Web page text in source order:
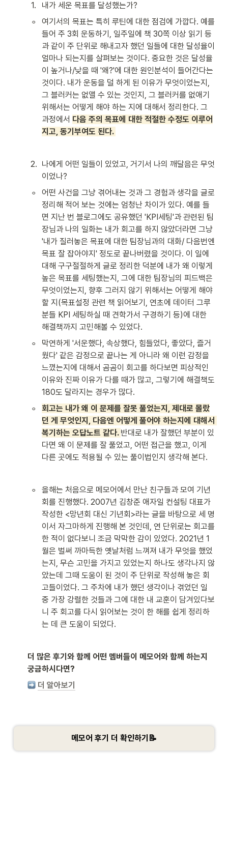
1. 내가 세운 목표를 달성했는가?
◦
여기서의 목표는 특히 루틴에 대한 점검에 가깝다. 예를
들어 주 3회 운동하기, 일주일에 책 30쪽 이상 읽기 등
과 같이 주 단위로 해내고자 했던 일들에 대한 달성율이
얼마나 되는지를 살펴보는 것이다. 중요한 것은 달성율
이 높거나/낮을 때 '왜?'에 대한 원인분석이 들어간다는
것이다. 내가 운동을 덜 하게 된 이유가 무엇이었는지,
그 블러커는 없앨 수 있는 것인지, 그 블러커를 없애기
위해서는 어떻게 해야 하는 지에 대해서 정리한다. 그
과정에서 다음 주의 목표에 대한 적절한 수정도 이루어
지고, 동기부여도 된다.
2. 나에게 어떤 일들이 있었고, 거기서 나의 깨달음은 무엇
이었나?
◦
어떤 사건을 그냥 겪어내는 것과 그 경험과 생각을 글로
정리해 적어 보는 것에는 엄청난 차이가 있다. 예를 들
면 지난 번 블로그에도 공유했던 'KPI세팅'과 관련된 팀
장님과 나의 일화는 내가 회고를 하지 않았더라면 그냥
'내가 질러놓은 목표에 대한 팀장님과의 대화/ 다음번엔
목표 잘 잡아야지' 정도로 끝나버렸을 것이다. 이 일에
대해 구구절절하게 글로 정리한 덕분에 내가 왜 이렇게
높은 목표를 세팅했는지, 그에 대한 팀장님의 피드백은
무엇이었는지, 향후 그러지 않기 위해서는 어떻게 해야
할 지(목표설정 관련 책 읽어보기, 연초에 데이터 그루
분들 KPI 세팅하실 때 견학가서 구경하기 등)에 대한
해결책까지 고민해볼 수 있었다.
◦
막연하게 '서운했다, 속상했다, 힘들었다, 좋았다, 즐거
웠다' 같은 감정으로 끝나는 게 아니라 왜 이런 감정을
느꼈는지에 대해서 곰곰이 회고를 하다보면 피상적인
이유와 진짜 이유가 다를 때가 많고, 그렇기에 해결책도
180도 달라지는 경우가 많다.
◦
회고는 내가 왜 이 문제를 잘못 풀었는지, 제대로 몰랐
던 게 무엇인지, 다음엔 어떻게 풀어야 하는지에 대해서
복기하는 오답노트 같다. 반대로 내가 잘했던 부분이 있
다면 왜 이 문제를 잘 풀었고, 어떤 접근을 했고, 이게
다른 곳에도 적용될 수 있는 풀이법인지 생각해 본다.
◦
올해는 처음으로 메모어에서 만난 친구들과 모여 기년
회를 진행했다. 2007년 김창준 애자일 컨설팅 대표가
작성한 <망년회 대신 기년회>라는 글을 바탕으로 세 명
이서 자그마하게 진행해 본 것인데, 연 단위로는 회고를
한 적이 없다보니 조금 막막한 감이 있었다. 2021년 1
월은 벌써 까마득한 옛날처럼 느껴져 내가 무엇을 했었
는지, 무슨 고민을 가지고 있었는지 하나도 생각나지 않
았는데 그때 도움이 된 것이 주 단위로 작성해 놓은 회
고들이었다. 그 주차에 내가 했던 생각이나 겪었던 일
중 가장 강렬한 것들과 그에 대한 내 교훈이 담겨있다보
니 주 회고를 다시 읽어보는 것이 한 해를 쉽게 정리하
는 데 큰 도움이 되었다.
더 많은 후기와 함께 어떤 멤버들이 메모어와 함께 하는지
궁금하시다면?
더 알아보기
메모어 후기 더 확인하기📝